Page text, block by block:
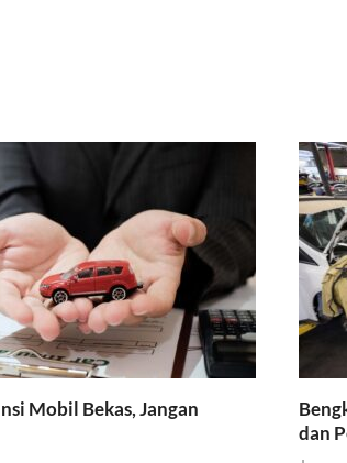
Mobil Bekas, Jangan
dan